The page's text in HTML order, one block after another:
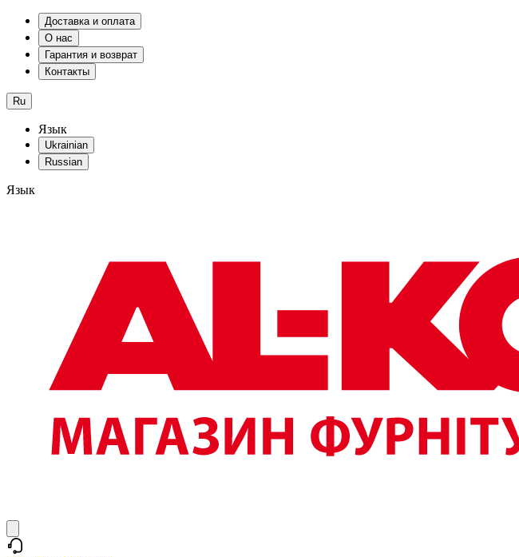
Доставка и оплата
О нас
Гарантия и возврат
Контакты
Ru
Язык
Ukrainian
Russian
Язык